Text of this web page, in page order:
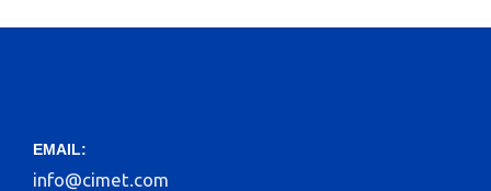
EMAIL:
info@cimet.com